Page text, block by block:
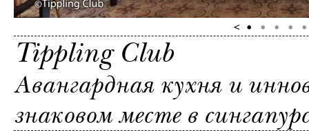
Tippling Club
Авангардная кухня и
знаковом месте в